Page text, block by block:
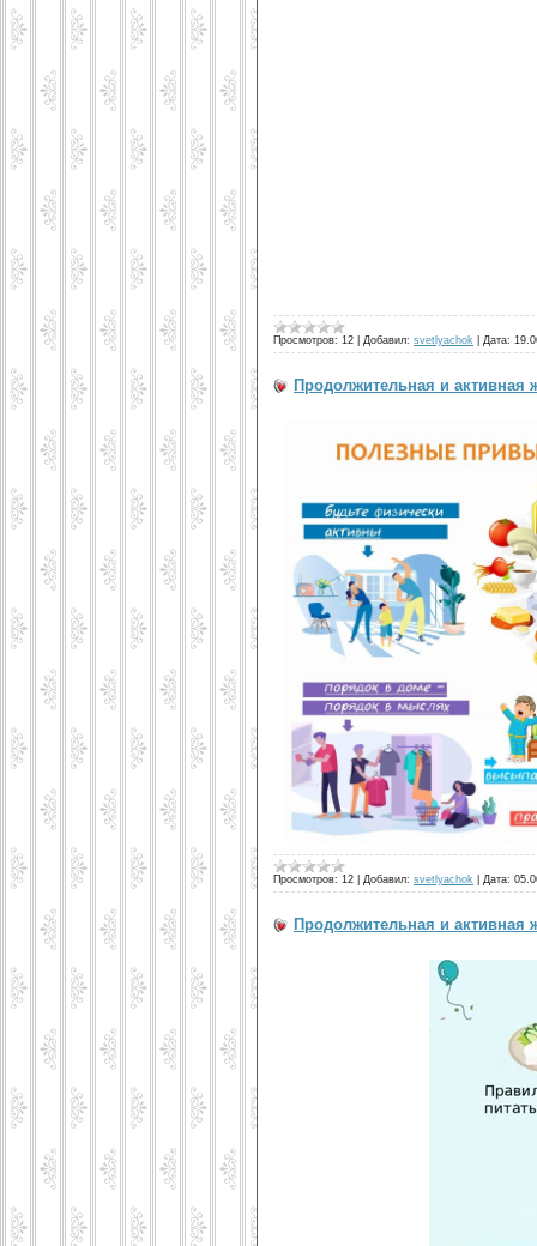
Просмотров: 12 Добавил: svetlyachok Дата:
Продолжительная и активная
Просмотров: 12 Добавил: svetlyachok Дата:
Продолжительная и активная